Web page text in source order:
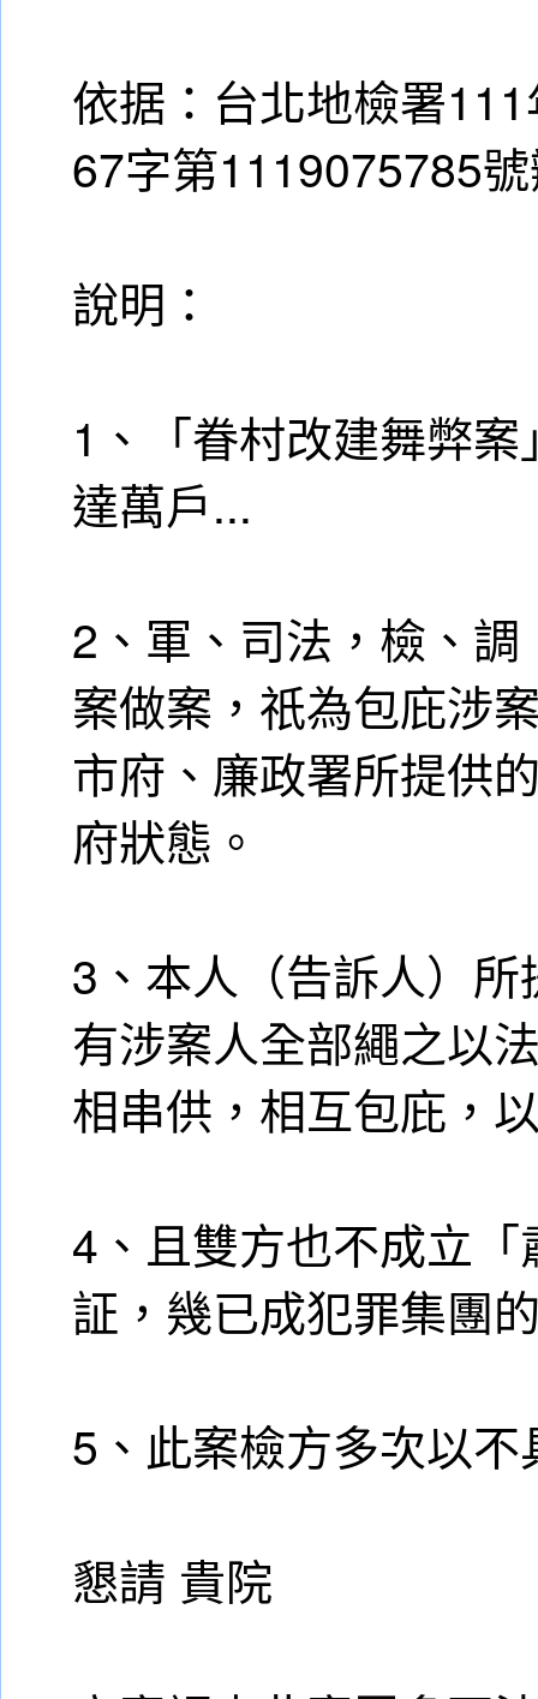
依据：台北地檢署
67字第1119075785
說明：
1、「眷村改建舞弊
達萬戶...
2、軍、司法，檢、
案做案，祇為包庇涉
市府、廉政署所提供
府狀態。
3、本人（告訴人）
有涉案人全部繩之以
相串供，相互包庇，
4、且雙方也不成立
証，幾已成犯罪集團
5、此案檢方多次以
懇請 貴院